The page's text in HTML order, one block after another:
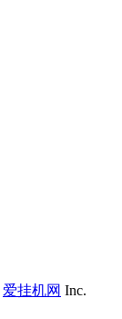
爱挂机网 Inc.